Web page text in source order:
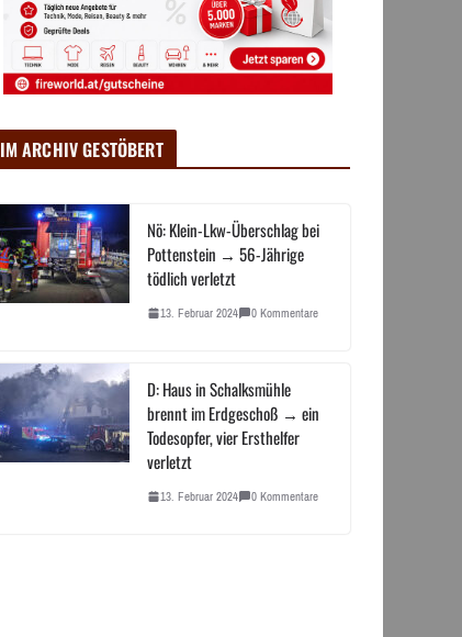
IM ARCHIV GESTÖBERT
Nö: Klein-Lkw-Überschlag bei
Pottenstein → 56-Jährige
tödlich verletzt
13. Februar 2024 0 Kommentare
D: Haus in Schalksmühle
brennt im Erdgeschoß → ein
Todesopfer, vier Ersthelfer
verletzt
13. Februar 2024 0 Kommentare